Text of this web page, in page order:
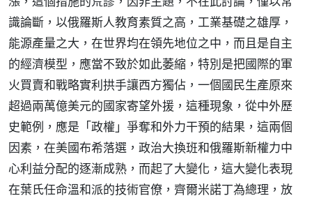
識論斷，以俄羅斯人教育素質之高，工業基礎之雄厚，
能源產量之大，在世界均在領先地位之中，而且是自主
的經濟模型，應當不致於如此萎縮，特別是把國際的軍
火買賣和戰略實利拱手讓西方獨佔，一個國民生產原來
超過兩萬億美元的國家寄望外援，這種現象，從中外歷
史範例，應是「政權」爭奪和外力干預的結果，這兩個
因素，在美國布希落選，政治大換班和俄羅斯新權力中
心利益分配的逐漸成熟，而起了大變化，這大變化表現
在葉氏任命溫和派的技術官僚，齊爾米諾丁為總理，放